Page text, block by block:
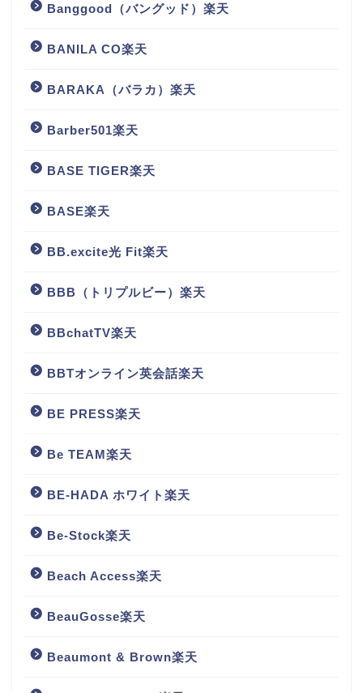
Banggood（バングッド）楽天
BANILA CO楽天
BARAKA（バラカ）楽天
Barber501楽天
BASE TIGER楽天
BASE楽天
BB.excite光 Fit楽天
BBB（トリプルビー）楽天
BBchatTV楽天
BBTオンライン英会話楽天
BE PRESS楽天
Be TEAM楽天
BE-HADA ホワイト楽天
Be-Stock楽天
Beach Access楽天
BeauGosse楽天
Beaumont & Brown楽天